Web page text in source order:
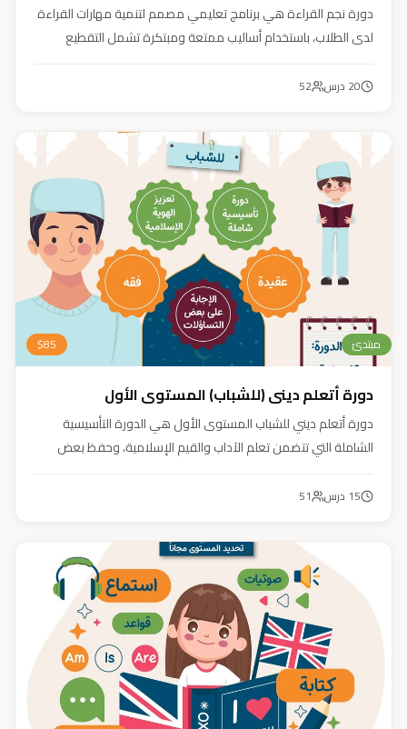
دورة نجم القراءة هي برنامج تعليمي مصمم لتنمية مهارات القراءة
لدى الطلاب، باستخدام أساليب ممتعة ومبتكرة تشمل التقطيع
والمحادثات. يهدف البرنامج إلى تعزيز قدرات الطلاب في التمييز بين
20 درس 52
مبتدئ $85
دورة أتعلم ديني (للشباب) المستوى الأول
دورة أتعلم ديني للشباب المستوى الأول هي الدورة التأسيسية
الشاملة التي تتضمن تعلم الآداب والقيم الإسلامية، وحفظ بعض
السيرة النبوية (فقه، عقيدة، سيرة).
15 درس 51